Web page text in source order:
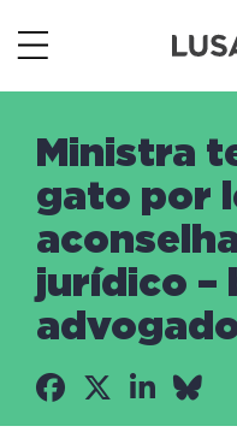
Ministra
gato por
jurídico –